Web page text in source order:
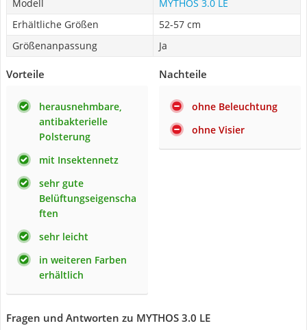
Modell
MYTHOS 3.0 LE
Erhältliche Größen
52-57 cm
Größenanpassung
Ja
Vorteile
herausnehmbare,
antibakterielle
Polsterung
mit Insektennetz
sehr gute
Belüftungseigenscha
ften
sehr leicht
in weiteren Farben
erhältlich
Nachteile
ohne Beleuchtung
ohne Visier
Fragen und Antworten zu MYTHOS 3.0 LE